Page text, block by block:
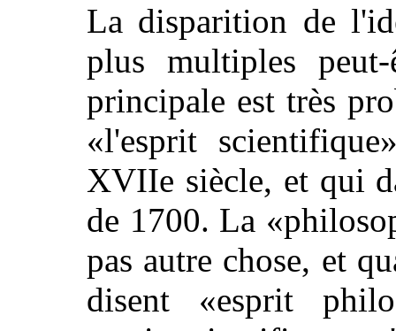
La disparition de
plus multiples
principale est très
«l'esprit
XVIIe siècle, et qui
de 1700. La
pas autre chose, et
disent «esprit